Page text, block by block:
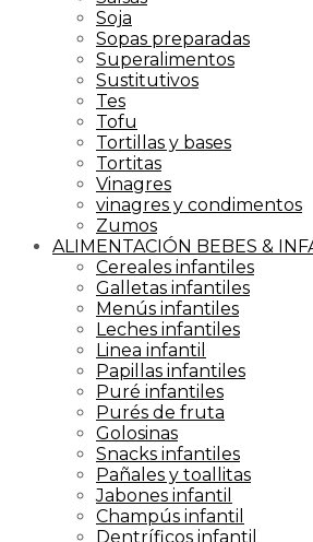
Soja
Sopas preparadas
Superalimentos
Sustitutivos
Tes
Tofu
Tortillas y bases
Tortitas
Vinagres
vinagres y condimentos
Zumos
ALIMENTACIÓN BEBES &
Cereales infantiles
Galletas infantiles
Menús infantiles
Leches infantiles
Linea infantil
Papillas infantiles
Puré infantiles
Purés de fruta
Golosinas
Snacks infantiles
Pañales y toallitas
Jabones infantil
Champús infantil
Dentríficos infantil